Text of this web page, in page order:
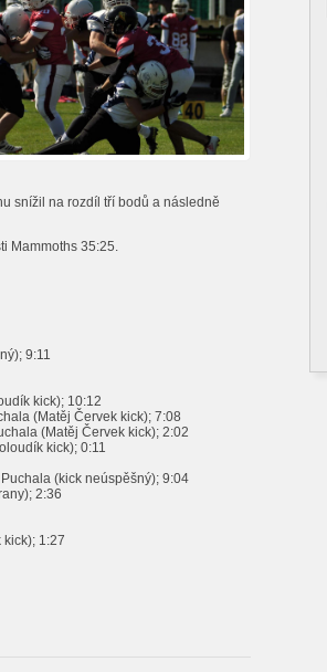
snížil na rozdíl tří bodů a následně
Mammoths 35:25.
9:11
kick); 10:12
(Matěj Červek kick); 7:08
(Matěj Červek kick); 2:02
kick); 0:11
(kick neúspěšný); 9:04
2:36
1:27